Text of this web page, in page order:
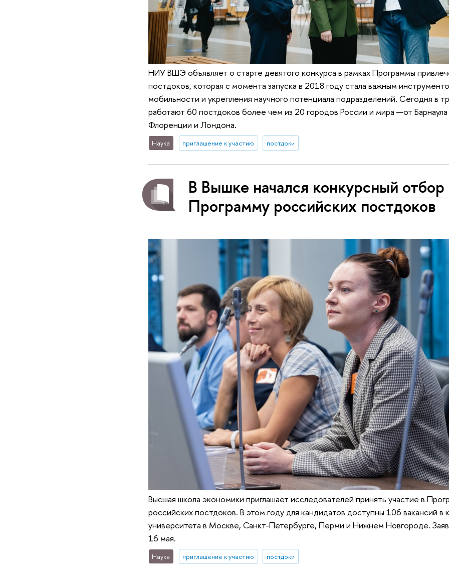
НИУ ВШЭ объявляет о старте девятого конкурса в рамках Программы
постдоков, которая с момента запуска в 2018 году стала важным
мобильности и укрепления научного потенциала подразделений. Сегодня в
работают 60 постдоков более чем из 20 городов России и мира —от
Флоренции и Лондона.
Наука приглашение к участию постдоки
В Вышке начался конкурсный отбор
Программу российских постдоков
Высшая школа экономики приглашает исследователей принять участие в
российских постдоков. В этом году для кандидатов доступны 106 вакансий в
университета в Москве, Санкт-Петербурге, Перми и Нижнем Новгороде.
16 мая.
Наука приглашение к участию постдоки